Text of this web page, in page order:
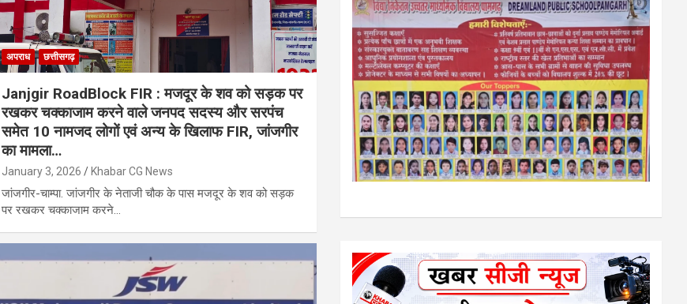
अपराध छत्तीसगढ़
Janjgir RoadBlock FIR : मजदूर के शव को सड़क पर
रखकर चक्काजाम करने वाले जनपद सदस्य और सरपंच
समेत 10 नामजद लोगों एवं अन्य के खिलाफ FIR, जांजगीर
का मामला…
January 3, 2026 Khabar CG News
जांजगीर-चाम्पा. जांजगीर के नेताजी चौक के पास मजदूर के शव को सड़क
पर रखकर चक्काजाम करने…